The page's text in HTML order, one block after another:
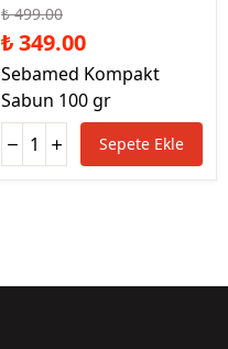
₺ 499.00
₺ 349.00
Sebamed Kompakt
Sabun 100 gr
Sepete Ekle